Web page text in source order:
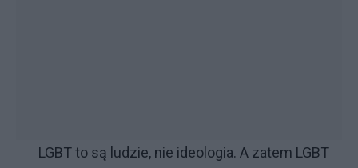
LGBT to są ludzie, nie ideologia. A zatem LGBT